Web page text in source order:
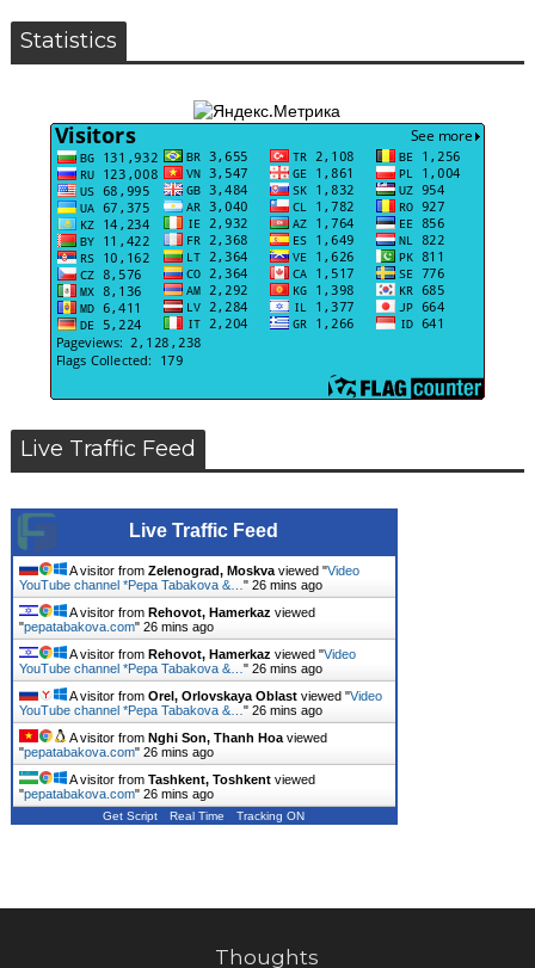
Statistics
Live Traffic Feed
Live Traffic Feed
A visitor from Zelenograd, Moskvaviewed "Video
YouTube channel *Pepa Tabakova &… " 26 mins ago
A visitor from Rehovot, Hamerkaz viewed
"pepatabakova.com" 26 mins ago
A visitor from Rehovot, Hamerkaz viewed "Video
YouTube channel *Pepa Tabakova &… " 26 mins ago
A visitor from Orel, Orlovskaya Oblastviewed "Video
YouTube channel *Pepa Tabakova &… " 26 mins ago
A visitor from Nghi Son, Thanh Hoaviewed
"pepatabakova.com" 26 mins ago
A visitor from Tashkent, Toshkentviewed
"pepatabakova.com" 26 mins ago
Get Script Real Time Tracking ON
Thoughts